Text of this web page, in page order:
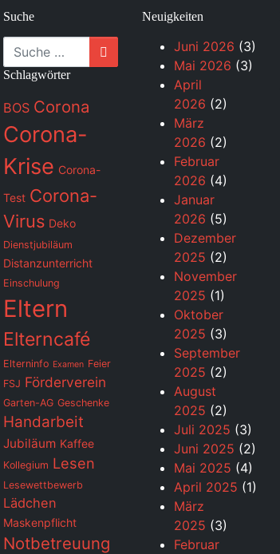
Suche
Suche
Schlagwörter
BOS Corona
Corona-
Krise Corona-
Test Corona-
Virus Deko
Dienstjubiläum
Distanzunterricht
Einschulung
Eltern
Elterncafé
Elterninfo Examen Feier
FSJ Förderverein
Garten-AG Geschenke
Handarbeit
Jubiläum Kaffee
Kollegium Lesen
Lesewettbewerb
Lädchen
Maskenpflicht
Notbetreuung
Neuigkeiten
Juni 2026 (3)
Mai 2026 (3)
April
2026 (2)
März
2026 (2)
Februar
2026 (4)
Januar
2026 (5)
Dezember
2025 (2)
November
2025 (1)
Oktober
2025 (3)
September
2025 (2)
August
2025 (2)
Juli 2025 (3)
Juni 2025 (2)
Mai 2025 (4)
April 2025 (1)
März
2025 (3)
Februar